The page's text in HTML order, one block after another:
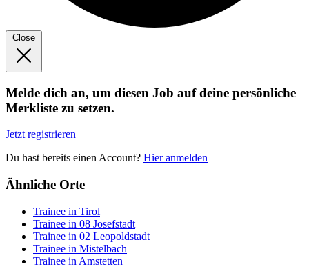
Close
Melde dich an, um diesen Job auf deine persönliche
Merkliste zu setzen.
Jetzt registrieren
Du hast bereits einen Account? Hier anmelden
Ähnliche Orte
Trainee in Tirol
Trainee in 08 Josefstadt
Trainee in 02 Leopoldstadt
Trainee in Mistelbach
Trainee in Amstetten